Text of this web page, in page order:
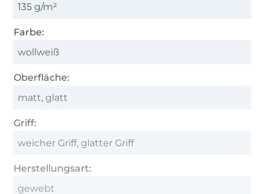
135 g/m²
Farbe:
wollweiß
Oberfläche:
matt, glatt
Griff:
weicher Griff, glatter Griff
Herstellungsart:
gewebt